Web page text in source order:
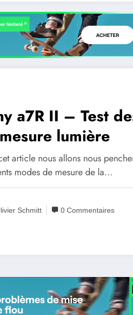
a7R II – Test
lumière
article nous allons nous
modes de mesure de la…
Schmitt 0 Commentaires